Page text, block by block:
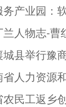
务产业园
兰人物志-
城县举行
省人力资
农民工返